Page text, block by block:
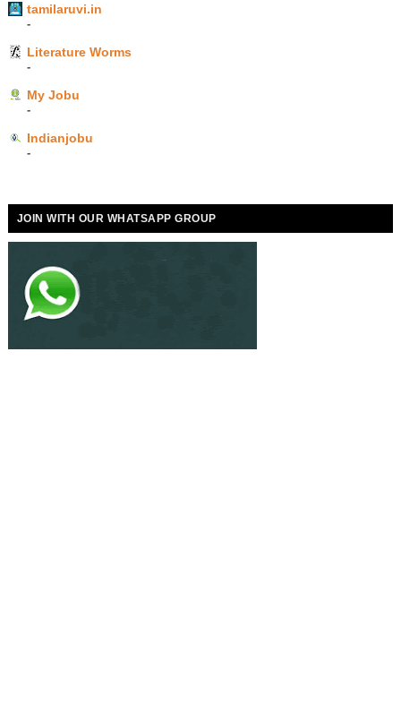
tamilaruvi.in
-
Literature Worms
-
My Jobu
-
Indianjobu
-
JOIN WITH OUR WHATSAPP GROUP